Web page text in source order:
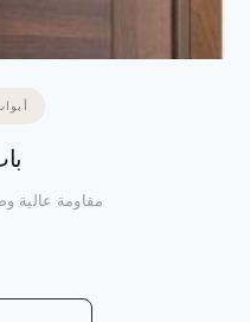
مقاومة عالية